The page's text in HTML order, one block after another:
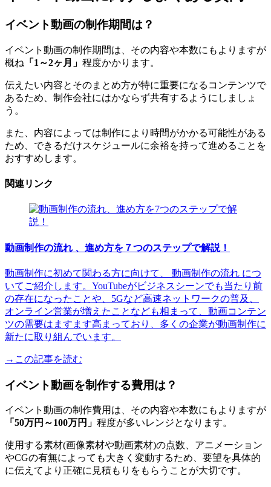
イベント動画の制作期間は？
イベント動画の制作期間は、その内容や本数にもよりますが
概ね 「1～2ヶ月」 程度かかります。
伝えたい内容とそのまとめ方が特に重要になるコンテンツで
あるため、制作会社にはかならず共有するようにしましょ
う。
また、内容によっては制作により時間がかかる可能性がある
ため、できるだけスケジュールに余裕を持って進めることを
おすすめします。
関連リンク
動画制作の流れ 、進め方を７つのステップで解説！
動画制作に初めて関わる方に向けて、 動画制作の流れ につ
いてご紹介します。YouTubeがビジネスシーンでも当たり前
の存在になったことや、5Gなど高速ネットワークの普及、
オンライン営業が増えたことなども相まって、動画コンテン
ツの需要はますます高まっており、多くの企業が動画制作に
新たに取り組んでいます。
→この記事を読む
イベント動画を制作する費用は？
イベント動画の制作費用は、その内容や本数にもよりますが
「50万円～100万円」 程度が多いレンジとなります。
使用する素材(画像素材や動画素材)の点数、アニメーション
やCGの有無によっても大きく変動するため、要望を具体的
に伝えてより正確に見積もりをもらうことが大切です。